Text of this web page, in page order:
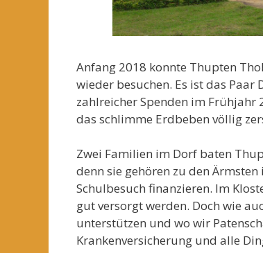
Anfang 2018 konnte Thupten
wieder besuchen. Es ist das
zahlreicher Spenden im
das schlimme Erdbeben völlig
Zwei Familien im Dorf baten
denn sie gehören zu den
Schulbesuch finanzieren. Im
gut versorgt werden. Doch wie
unterstützen und wo wir
Krankenversicherung und alle